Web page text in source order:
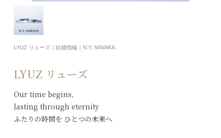
LYUZ リューズ｜結婚指輪｜N.Y. NIWAKA
LYUZ リューズ
Our time begins,
lasting through eternity
ふたりの時間を ひとつの未来へ